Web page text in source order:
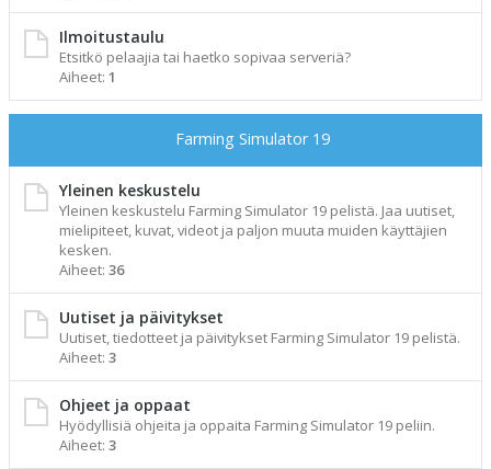
Ilmoitustaulu
Etsitkö pelaajia tai haetko sopivaa serveriä?
Aiheet: 1
Farming Simulator 19
Yleinen keskustelu
Yleinen keskustelu Farming Simulator 19 pelistä. Jaa uutiset,
mielipiteet, kuvat, videot ja paljon muuta muiden käyttäjien
kesken.
Aiheet: 36
Uutiset ja päivitykset
Uutiset, tiedotteet ja päivitykset Farming Simulator 19 pelistä.
Aiheet: 3
Ohjeet ja oppaat
Hyödyllisiä ohjeita ja oppaita Farming Simulator 19 peliin.
Aiheet: 3